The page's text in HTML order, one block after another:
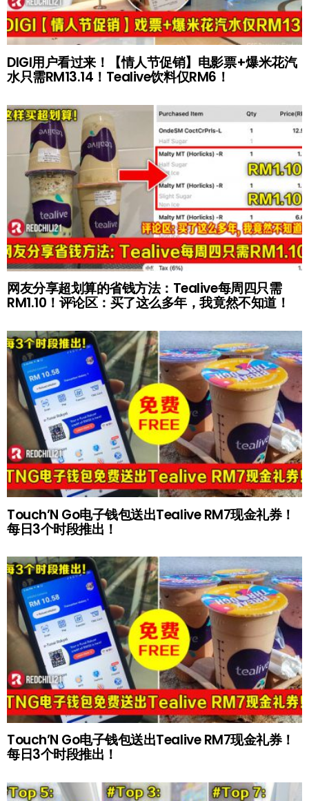
DIGI用户看过来！【情人节促销】电影票+爆米花汽
水只需RM13.14！Tealive饮料仅RM6！
网友分享超划算的省钱方法：Tealive每周四只需
RM1.10！评论区：买了这么多年，我竟然不知道！
Touch’N Go电子钱包送出Tealive RM7现金礼券！
每日3个时段推出！
Touch’N Go电子钱包送出Tealive RM7现金礼券！
每日3个时段推出！